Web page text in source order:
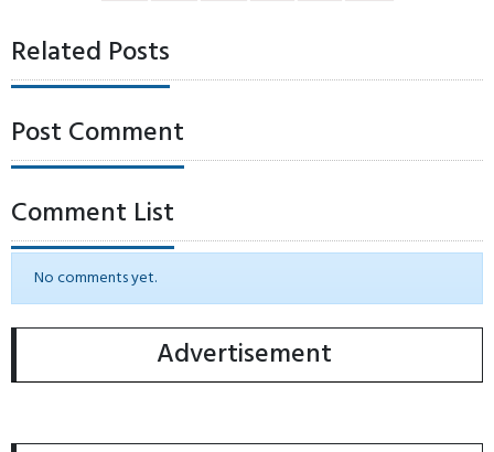
Related Posts
Post Comment
Comment List
No comments yet.
Advertisement